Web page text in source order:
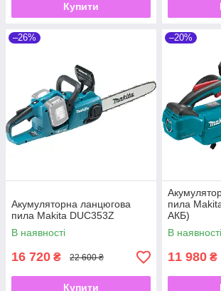
Купити
–26%
Акумуляторна ланцюгова
пила Makita DUC353Z
В наявності
16 720 ₴ 22 600 ₴
Купити
–20%
пила
АКБ)
В наявності
11 980 ₴